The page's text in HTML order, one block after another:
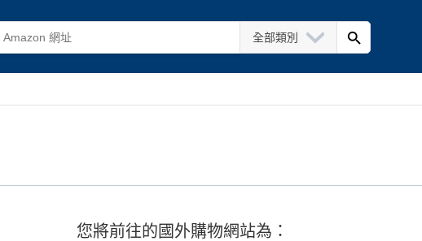
全部類別
您將前往的國外購物網站為：